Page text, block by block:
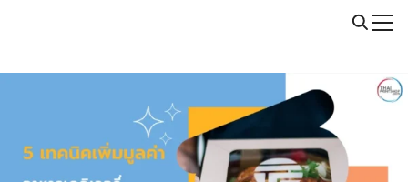
Call: 064-246-5614 | Line: @thaiprintshop
for: